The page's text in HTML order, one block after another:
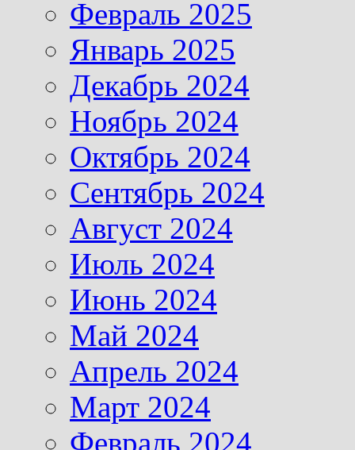
Февраль 2025
Январь 2025
Декабрь 2024
Ноябрь 2024
Октябрь 2024
Сентябрь 2024
Август 2024
Июль 2024
Июнь 2024
Май 2024
Апрель 2024
Март 2024
Февраль 2024